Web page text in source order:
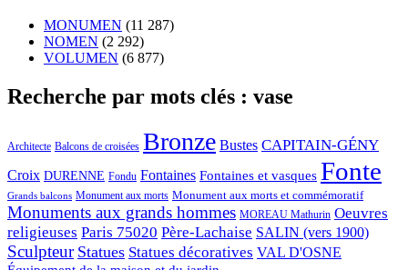
MONUMEN (11 287)
NOMEN (2 292)
VOLUMEN (6 877)
Recherche par mots clés : vase
Architecte Balcons de croisées Bronze Bustes CAPITAIN-GÉNY
Croix DURENNE Fondu Fontaines Fontaines et vasques Fonte
Grands balcons Monument aux morts Monument aux morts et commémoratif
Monuments aux grands hommes MOREAU Mathurin Oeuvres
religieuses Paris 75020 Père-Lachaise SALIN (vers 1900)
Sculpteur Statues Statues décoratives VAL D'OSNE